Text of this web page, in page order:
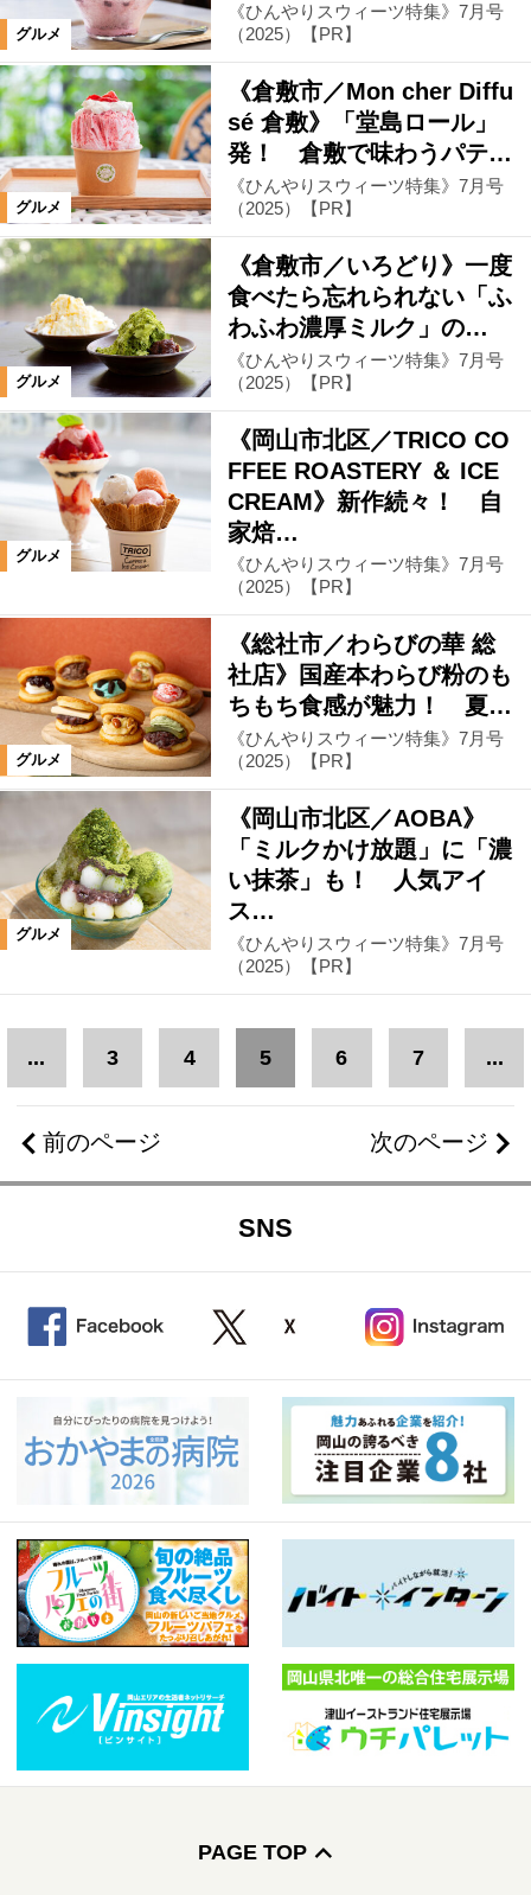
グルメ
《ひんやりスウィーツ特集》7月号
（2025）【PR】
グルメ
《倉敷市／Mon cher Diffu
sé 倉敷》「堂島ロール」
発！ 倉敷で味わうパテ…
《ひんやりスウィーツ特集》7月号
（2025）【PR】
グルメ
《倉敷市／いろどり》一度
食べたら忘れられない「ふ
わふわ濃厚ミルク」の…
《ひんやりスウィーツ特集》7月号
（2025）【PR】
グルメ
《岡山市北区／TRICO CO
FFEE ROASTERY ＆ ICE
CREAM》新作続々！ 自
家焙…
《ひんやりスウィーツ特集》7月号
（2025）【PR】
グルメ
《総社市／わらびの華 総
社店》国産本わらび粉のも
ちもち食感が魅力！ 夏…
《ひんやりスウィーツ特集》7月号
（2025）【PR】
グルメ
《岡山市北区／AOBA》
「ミルクかけ放題」に「濃
い抹茶」も！ 人気アイ
ス…
《ひんやりスウィーツ特集》7月号
（2025）【PR】
前のページ
... 3 4 5 6 7 ...
次のページ
SNS
PAGE TOP